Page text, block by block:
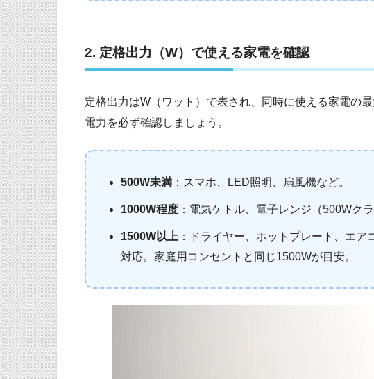
2. 定格出力（W）で使える家電を確認
定格出力はW（ワット）で表され、同時に使える家電の
電力を必ず確認しましょう。
500W未満 ：スマホ、LED照明、扇風機など。
1000W程度 ：電気ケトル、電子レンジ（500Wク
1500W以上 ：ドライヤー、ホットプレート、エ
対応。家庭用コンセントと同じ1500Wが目安。